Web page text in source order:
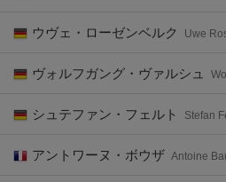
ウヴェ・ローゼンベルク Uwe
ヴォルフガング・ヴァルシュ
シュテファン・フェルト Stefan
アントワーヌ・ボウザ Antoine